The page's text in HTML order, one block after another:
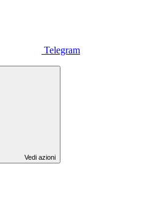
Telegram
Vedi azioni